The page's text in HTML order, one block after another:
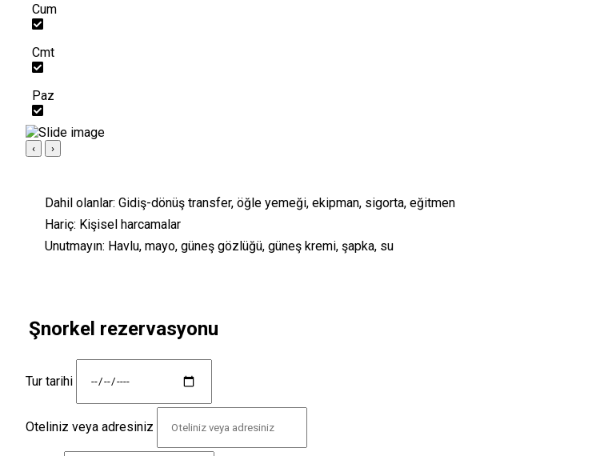
Cum
Cmt
Paz
‹ ›
Dahil olanlar: Gidiş-dönüş transfer, öğle yemeği, ekipman, sigorta, eğitmen
Hariç: Kişisel harcamalar
Unutmayın: Havlu, mayo, güneş gözlüğü, güneş kremi, şapka, su
Şnorkel rezervasyonu
Tur tarihi
Oteliniz veya adresiniz